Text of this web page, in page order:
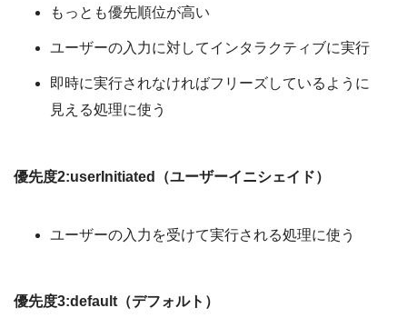
もっとも優先順位が高い
ユーザーの入力に対してインタラクティブに実行
即時に実行されなければフリーズしているように
見える処理に使う
優先度2:userInitiated（ユーザーイニシェイド）
ユーザーの入力を受けて実行される処理に使う
優先度3:default（デフォルト）